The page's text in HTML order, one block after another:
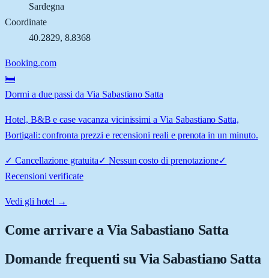
Sardegna
Coordinate
40.2829, 8.8368
Booking.com
🛏️
Dormi a due passi da Via Sabastiano Satta
Hotel, B&B e case vacanza vicinissimi a Via Sabastiano Satta,
Bortigali: confronta prezzi e recensioni reali e prenota in un minuto.
✓ Cancellazione gratuita✓ Nessun costo di prenotazione✓
Recensioni verificate
Vedi gli hotel →
Come arrivare aVia Sabastiano Satta
Domande frequenti su Via Sabastiano Satta